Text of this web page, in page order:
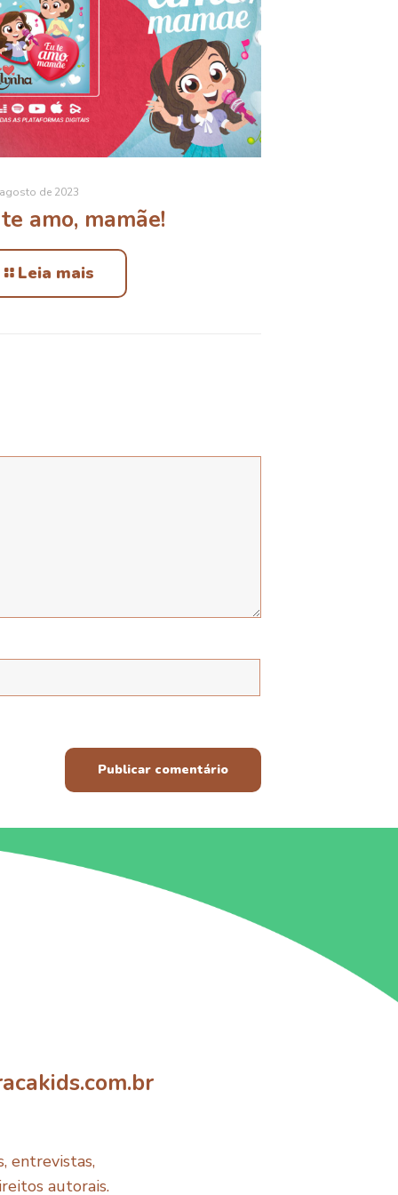
de 2023
amo, mamãe!
Leia mais
entrevistas,
autorais.